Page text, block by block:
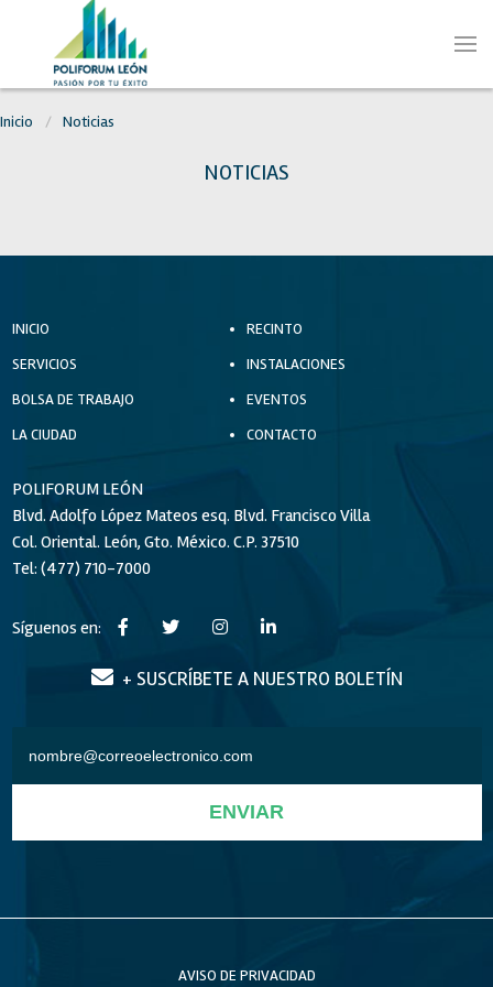
Inicio Noticias
NOTICIAS
INICIO
RECINTO
SERVICIOS
INSTALACIONES
BOLSA DE TRABAJO
EVENTOS
LA CIUDAD
CONTACTO
POLIFORUM LEÓN
Blvd. Adolfo López Mateos esq. Blvd. Francisco Villa
Col. Oriental. León, Gto. México. C.P. 37510
Tel: (477) 710-7000
Síguenos en:
+ SUSCRÍBETE A NUESTRO BOLETÍN
ENVIAR
AVISO DE PRIVACIDAD